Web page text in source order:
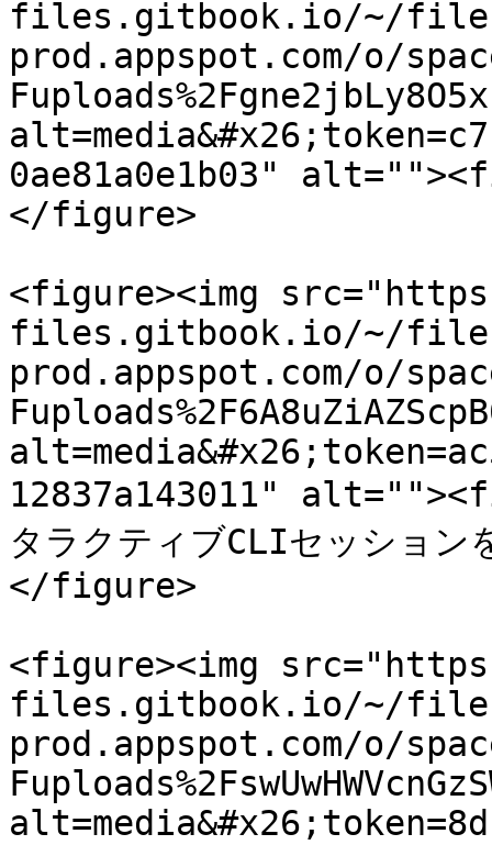
files.gitbook.io/~/
prod.appspot.com/o/
0ae81a0e1b03"
</figure>
<figure><img
files.gitbook.io/~/
prod.appspot.com/o/
12837a143011"
タラクティブCLIセッショ
</figure>
<figure><img
files.gitbook.io/~/
prod.appspot.com/o/